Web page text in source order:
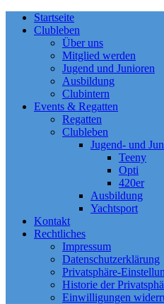
Startseite
Clubleben
Über uns
Mitglied werden
Jugend und Junioren
Ausbildung
Clubintern
Events & Regatten
Regatten
Clubleben
Jugend- und
Teeny
Opti
420er
Ausbildung
Yachtsport
Kontakt
Rechtliches
Impressum
Datenschutzerklärung
Privatsphäre-
Historie der
Einwilligungen